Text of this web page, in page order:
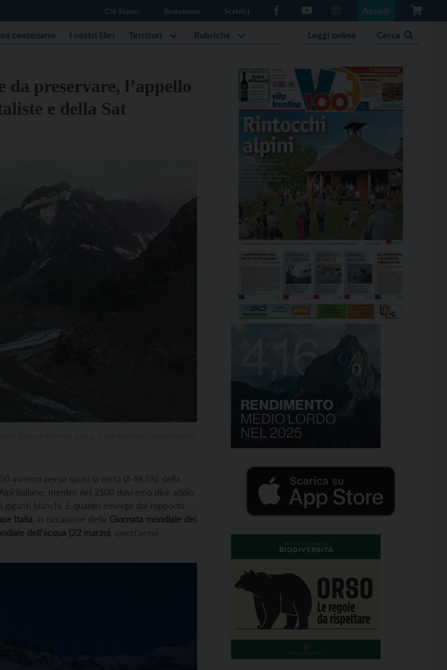
Chi Siamo Redazione Scrivici Accedi
centenario I nostri libri Territori Rubriche Leggi online Cerca
da preservare, l’appello
e della Sat
avremo perso quasi la metà (il 48,5%) della
italiane, mentre nel 2100 dovremo dire addio
bianchi. È quanto emerge dal rapporto
Italia , in occasione della Giornata mondiale dei
dell’acqua (22 marzo) , quest’anno